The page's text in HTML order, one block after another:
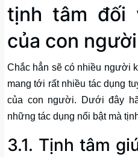
tịnh tâm đối
của con người
Chắc hẳn sẽ có nhiều người
mang tới rất nhiều tác dụng
của con người. Dưới đây
những tác dụng nổi bật mà
3.1. Tịnh tâm